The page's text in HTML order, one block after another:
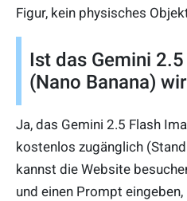
Figur, kein physisches
Ist das Gemini
(Nano Banana)
Ja, das Gemini 2.5 Flash
kostenlos zugänglich
kannst die Website
und einen Prompt